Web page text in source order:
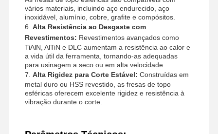
Broca de U
fresas de topo quadradas
Radius de canto Moinho de ponta
moinhos de extremidade do nariz da bola
Moinhos de extrusão de aço inoxidável
vários materiais, incluindo aço endurecido, aço
inoxidável, alumínio, cobre, grafite e compósitos.
6. Alta Resistência ao Desgaste com
Revestimentos: Revestimentos avançados como
TiAlN, AlTiN e DLC aumentam a resistência ao calor e
a vida útil da ferramenta, tornando-as adequadas
para usinagem a seco ou em alta velocidade.
7. Alta Rigidez para Corte Estável: Construídas em
metal duro ou HSS revestido, as fresas de topo
esféricas oferecem excelente rigidez e resistência à
vibração durante o corte.